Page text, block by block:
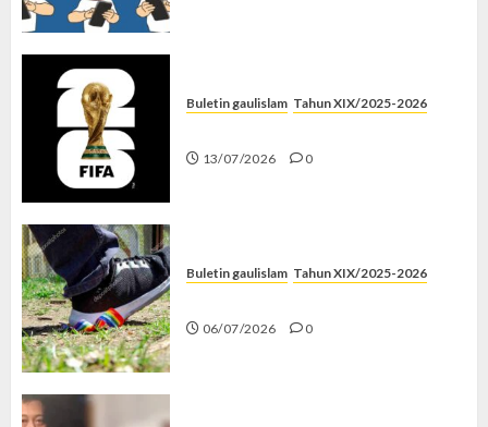
Buletin gaulislam Tahun XIX/2025-2026
13/07/2026 0
Buletin gaulislam Tahun XIX/2025-2026
06/07/2026 0